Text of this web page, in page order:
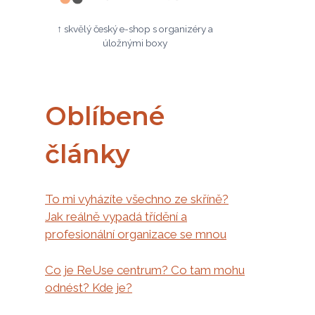
↑ skvělý český e-shop s organizéry a
úložnými boxy
Oblíbené
články
To mi vyházíte všechno ze skříně?
Jak reálně vypadá třídění a
profesionální organizace se mnou
Co je ReUse centrum? Co tam mohu
odnést? Kde je?